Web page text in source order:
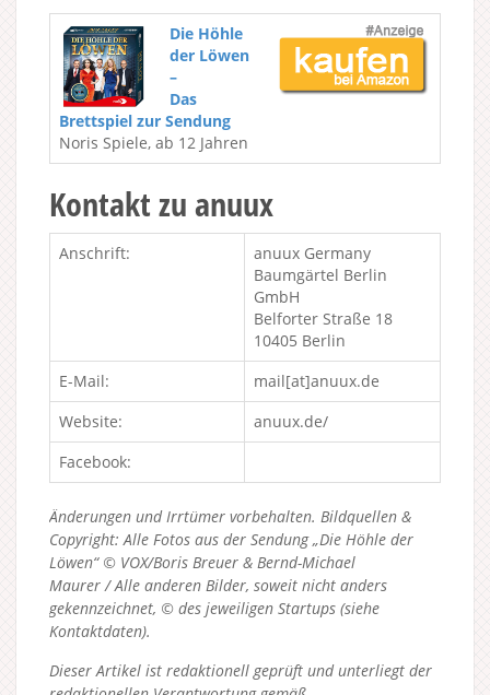
Die Höhle
der Löwen
–
Das
Brettspiel zur Sendung
Noris Spiele, ab 12 Jahren
Kontakt zu anuux
Anschrift:
anuux Germany
Baumgärtel Berlin
GmbH
Belforter Straße 18
10405 Berlin
E-Mail:
mail[at]anuux.de
Website:
anuux.de/
Facebook:
Änderungen und Irrtümer vorbehalten. Bildquellen &
Copyright: Alle Fotos aus der Sendung „Die Höhle der
Löwen“ © VOX/Boris Breuer & Bernd-Michael
Maurer / Alle anderen Bilder, soweit nicht anders
gekennzeichnet, © des jeweiligen Startups (siehe
Kontaktdaten).
Dieser Artikel ist redaktionell geprüft und unterliegt der